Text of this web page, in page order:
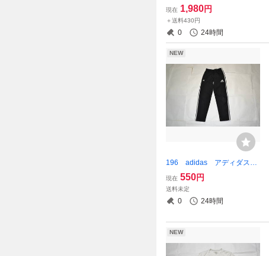
スゴルフ STARWARS ス
ターウォーズ ゴルフポロシ
ャツ レディースLサイズ
ネイビー
現在 1,980円
＋送料430円
0 24時間
NEW
196 adidas アディダス
ウインドパンツ KIDS REN
GI 裏メッシュ付 品番：B
R7515 ブラック×ホワイ
ト 160サイズ
現在 550円
送料未定
0 24時間
NEW